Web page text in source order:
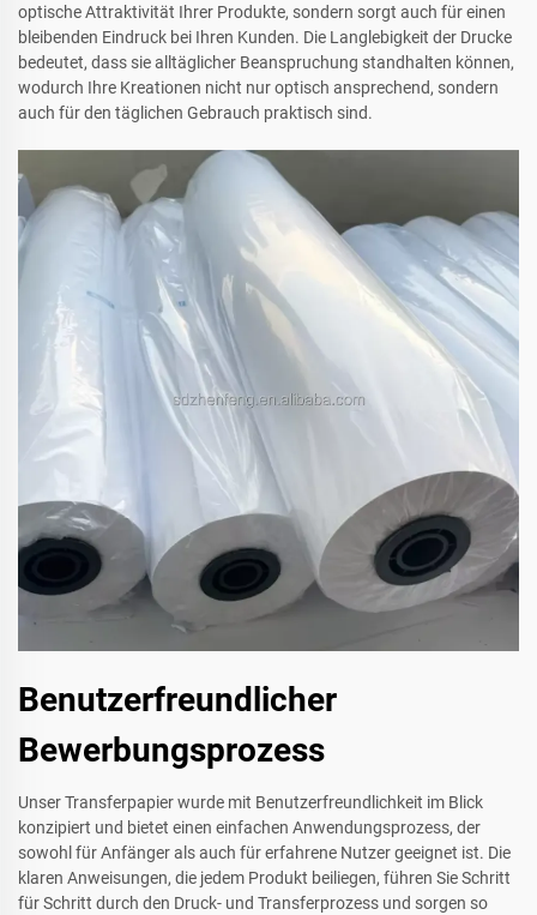
optische Attraktivität Ihrer Produkte, sondern sorgt auch für einen
bleibenden Eindruck bei Ihren Kunden. Die Langlebigkeit der Drucke
bedeutet, dass sie alltäglicher Beanspruchung standhalten können,
wodurch Ihre Kreationen nicht nur optisch ansprechend, sondern
auch für den täglichen Gebrauch praktisch sind.
Benutzerfreundlicher
Bewerbungsprozess
Unser Transferpapier wurde mit Benutzerfreundlichkeit im Blick
konzipiert und bietet einen einfachen Anwendungsprozess, der
sowohl für Anfänger als auch für erfahrene Nutzer geeignet ist. Die
klaren Anweisungen, die jedem Produkt beiliegen, führen Sie Schritt
für Schritt durch den Druck- und Transferprozess und sorgen so